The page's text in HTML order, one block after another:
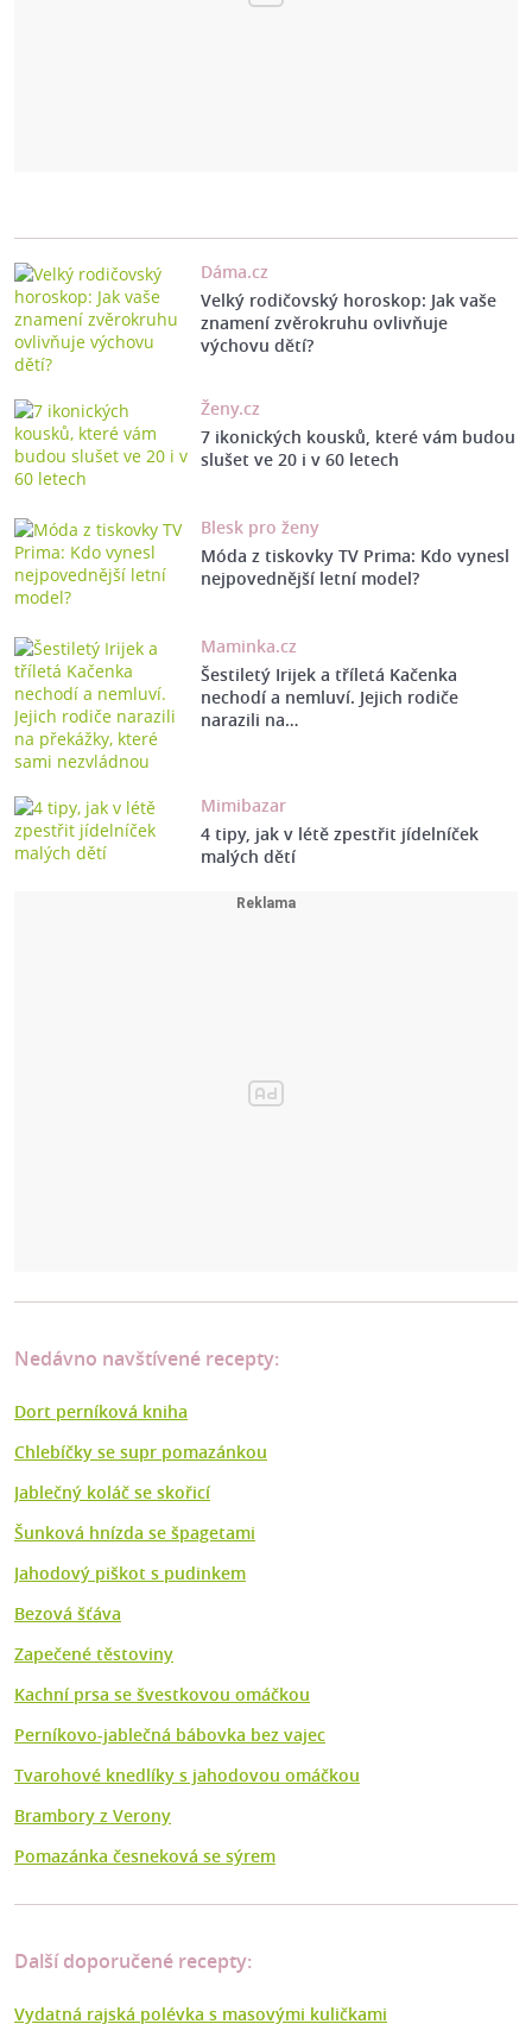
Dáma.cz
Velký rodičovský horoskop: Jak vaše
znamení zvěrokruhu ovlivňuje
výchovu dětí?
Ženy.cz
7 ikonických kousků, které vám budou
slušet ve 20 i v 60 letech
Blesk pro ženy
Móda z tiskovky TV Prima: Kdo vynesl
nejpovednější letní model?
Maminka.cz
Šestiletý Irijek a tříletá Kačenka
nechodí a nemluví. Jejich rodiče
narazili na…
Mimibazar
4 tipy, jak v létě zpestřit jídelníček
malých dětí
Nedávno navštívené recepty:
Dort perníková kniha
Chlebíčky se supr pomazánkou
Jablečný koláč se skořicí
Šunková hnízda se špagetami
Jahodový piškot s pudinkem
Bezová šťáva
Zapečené těstoviny
Kachní prsa se švestkovou omáčkou
Perníkovo-jablečná bábovka bez vajec
Tvarohové knedlíky s jahodovou omáčkou
Brambory z Verony
Pomazánka česneková se sýrem
Další doporučené recepty:
Vydatná rajská polévka s masovými kuličkami